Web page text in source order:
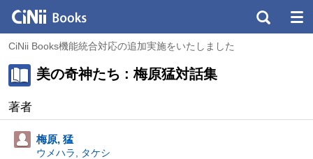
CiNii Books機能統合対応の追加実施をいたしました
美の奇神たち : 梅原猛対話集
著者
梅原, 猛
ウメハラ, タケシ